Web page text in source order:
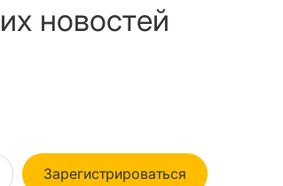
новостей
Зарегистрироваться